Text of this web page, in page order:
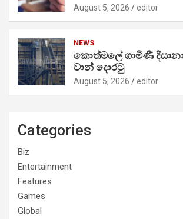
August 5, 2026 editor
NEWS
කොත්මලේ ගාමිණී
වාන් දොරටු
August 5, 2026 editor
Categories
Biz
Entertainment
Features
Games
Global